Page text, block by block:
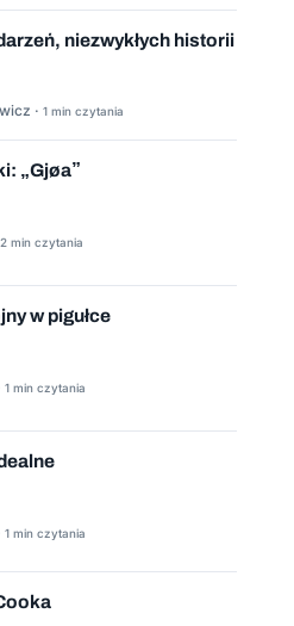
niezwykłych historii
· 1 min czytania
„Gjøa”
2 min czytania
w pigułce
1 min czytania
1 min czytania